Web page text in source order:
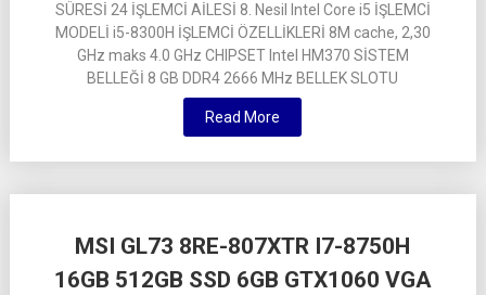
SÜRESİ 24 İŞLEMCİ AİLESİ 8. Nesil Intel Core i5 İŞLEMCİ
MODELİ i5-8300H İŞLEMCİ ÖZELLİKLERİ 8M cache, 2,30
GHz maks 4.0 GHz CHIPSET Intel HM370 SİSTEM
BELLEĞİ 8 GB DDR4 2666 MHz BELLEK SLOTU
Read More
MSI GL73 8RE-807XTR I7-8750H
16GB 512GB SSD 6GB GTX1060 VGA